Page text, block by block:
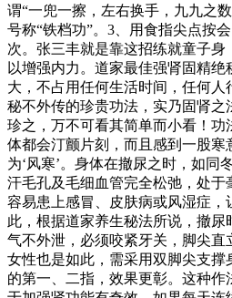
谓“一兜一擦，左右换手，九九之
号称“铁档功”。3、用食指尖点按
次。张三丰就是靠这招练就童子身
以增强内力。道家最佳强肾固精
大，不占用任何生活时间，任何
秘不外传的珍贵功法，实乃固肾
珍之，万不可看其简单而小看！
体都会汀颤片刻，而且感到一股寒
为‘风寒’。身体在撤尿之时，如同
汗毛孔及毛细血管完全松弛，处
容易患上感冒、皮肤病或风湿症，
此，根据道家养生秘法所说，撤
气不外泄，必须咬紧牙关，脚尖直
女性也是如此，需采用双脚尖支撑
的第一、二指，效果更彰。这种作